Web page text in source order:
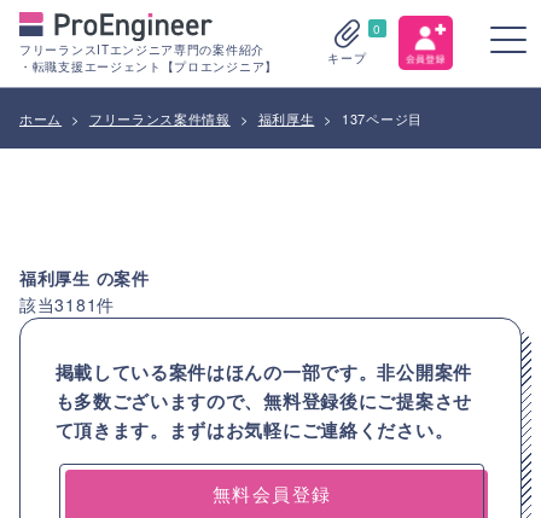
フリーランスITエンジニア専門の案件紹介
・転職支援エージェント【プロエンジニア】
0
キープ
ホーム > フリーランス案件情報 > 福利厚生 > 137ページ目
福利厚生 の案件
該当3181件
掲載している案件はほんの一部です。非公開案件
も多数ございますので、無料登録後にご提案させ
て頂きます。まずはお気軽にご連絡ください。
無料会員登録